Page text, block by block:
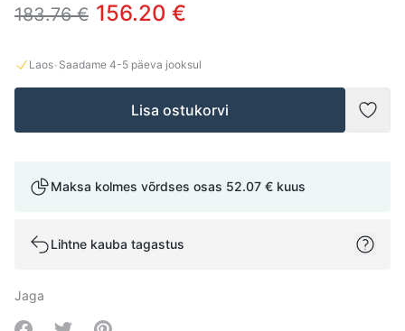
183.76 € 156.20 €
Laos· Saadame 4-5 päeva jooksul
Lisa ostukorvi
Maksa kolmes võrdses osas 52.07 € kuus
Lihtne kauba tagastus
Jaga